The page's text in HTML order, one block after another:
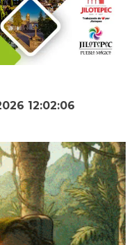
12:02:07